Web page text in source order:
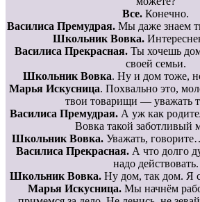
Все. Конечно.
Василиса Премудрая. Мы даже знаем
Школьник Вовка.
Василиса Прекрасная. Ты хочешь
своей семьи.
Школьник Вовка. Ну и дом тоже,
Марья Искусница. Похвально это,
твои товарищи — уважать
Василиса Премудрая.А уж как
Вовка такой заботливый
Школьник Вовка. Уважать,
Василиса Прекрасная.А что долго
надо действовать.
Школьник Вовка. Ну дом, так дом. Я
Марья Искусница.Мы начнём